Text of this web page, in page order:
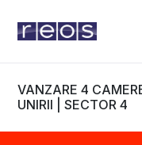
VANZARE 4
UNIRII | SECTOR 4